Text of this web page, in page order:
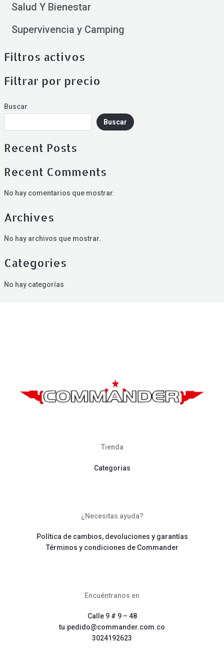
Salud Y Bienestar
Supervivencia y Camping
Filtros activos
Filtrar por precio
Buscar
Buscar
Recent Posts
Recent Comments
No hay comentarios que mostrar.
Archives
No hay archivos que mostrar.
Categories
No hay categorías
Tienda
Categorias
¿Necesitas ayuda?
Política de cambios, devoluciones y garantías
Términos y condiciones de Commander
Encuéntranos en
Calle 9 # 9 – 48
tu.pedido@commander.com.co
3024192623